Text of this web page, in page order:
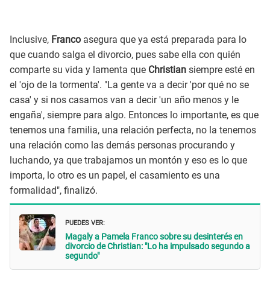
Inclusive, Franco asegura que ya está preparada para lo
que cuando salga el divorcio, pues sabe ella con quién
comparte su vida y lamenta que Christian siempre esté en
el 'ojo de la tormenta'. "La gente va a decir 'por qué no se
casa' y si nos casamos van a decir 'un año menos y le
engaña', siempre para algo. Entonces lo importante, es que
tenemos una familia, una relación perfecta, no la tenemos
una relación como las demás personas procurando y
luchando, ya que trabajamos un montón y eso es lo que
importa, lo otro es un papel, el casamiento es una
formalidad", finalizó.
PUEDES VER:
Magaly a Pamela Franco sobre su desinterés en
divorcio de Christian: "Lo ha impulsado segundo a
segundo"